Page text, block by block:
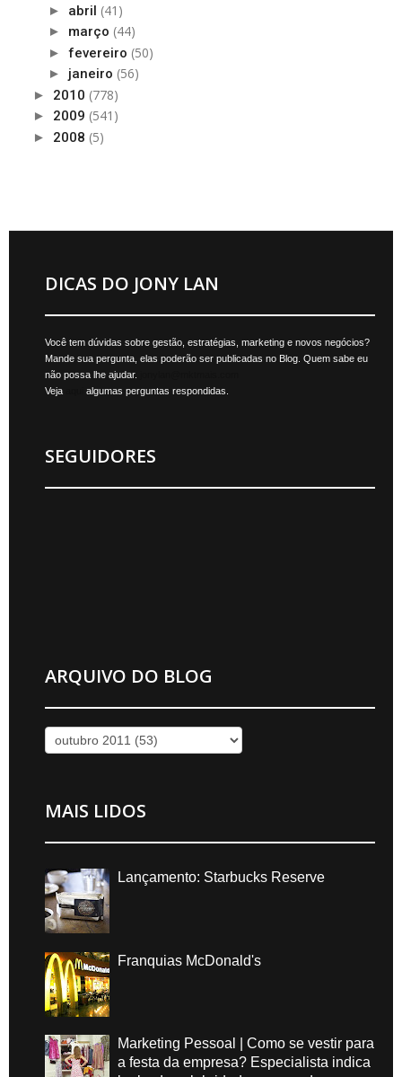
► abril (41)
► março (44)
► fevereiro (50)
► janeiro (56)
► 2010 (778)
► 2009 (541)
► 2008 (5)
DICAS DO JONY LAN
Você tem dúvidas sobre gestão, estratégias, marketing e novos negócios?
Mande sua pergunta, elas poderão ser publicadas no Blog. Quem sabe eu
não possa lhe ajudar.
Veja
algumas perguntas respondidas.
SEGUIDORES
ARQUIVO DO BLOG
MAIS LIDOS
Lançamento: Starbucks Reserve
Franquias McDonald's
Marketing Pessoal | Como se vestir para
a festa da empresa? Especialista indica